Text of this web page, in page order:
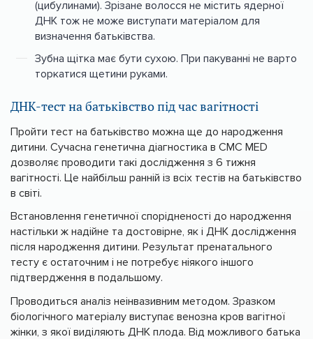
(цибулинами). Зрізане волосся не містить ядерної
ДНК тож не може виступати матеріалом для
визначення батьківства.
Зубна щітка має бути сухою. При пакуванні не варто
торкатися щетини руками.
ДНК-тест на батьківство під час вагітності
Пройти тест на батьківство можна ще до народження
дитини. Сучасна генетична діагностика в CMC MED
дозволяє проводити такі дослідження з 6 тижня
вагітності. Це найбільш ранній із всіх тестів на батьківство
в світі.
Встановлення генетичної спорідненості до народження
настільки ж надійне та достовірне, як і ДНК дослідження
після народження дитини. Результат пренатального
тесту є остаточним і не потребує ніякого іншого
підтвердження в подальшому.
Проводиться аналіз неінвазивним методом. Зразком
біологічного матеріалу виступає венозна кров вагітної
жінки, з якої виділяють ДНК плода. Від можливого батька